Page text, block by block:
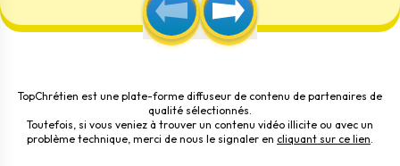
TopChrétien est une plate-forme diffuseur de contenu de partenaires de
qualité sélectionnés.
Toutefois, si vous veniez à trouver un contenu vidéo illicite ou avec un
problème technique, merci de nous le signaler en cliquant sur ce lien.